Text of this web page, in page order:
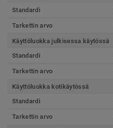
Standardi
Tarkettin arvo
Käyttöluokka julkisessa käytössä
Standardi
Tarkettin arvo
Käyttöluokka kotikäytössä
Standardi
Tarkettin arvo